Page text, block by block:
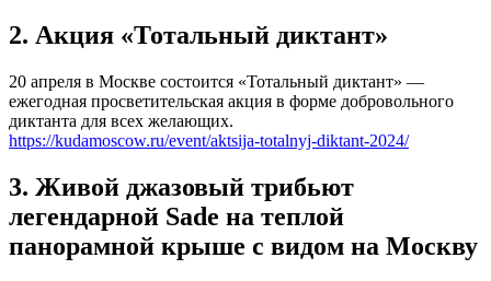
2. Акция «Тотальный диктант»
20 апреля в Москве состоится «Тотальный диктант» —
ежегодная просветительская акция в форме добровольного
диктанта для всех желающих.
https://kudamoscow.ru/event/aktsija-totalnyj-diktant-2024/
3. Живой джазовый трибьют
легендарной Sade на теплой
панорамной крыше с видом на Москву